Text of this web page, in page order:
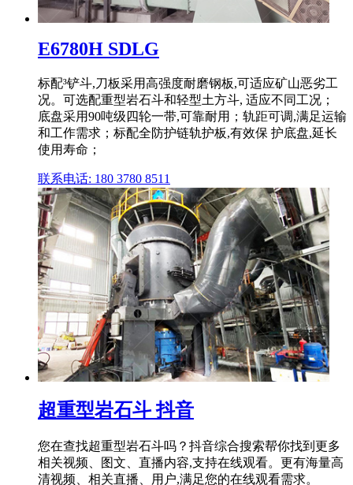
E6780H SDLG
标配³铲斗,刀板采用高强度耐磨钢板,可适应矿山恶劣工
况。可选配重型岩石斗和轻型土方斗, 适应不同工况；
底盘采用90吨级四轮一带,可靠耐用；轨距可调,满足运输
和工作需求；标配全防护链轨护板,有效保 护底盘,延长
使用寿命；
联系电话: 180 3780 8511
超重型岩石斗 抖音
您在查找超重型岩石斗吗？抖音综合搜索帮你找到更多
相关视频、图文、直播内容,支持在线观看。更有海量高
清视频、相关直播、用户,满足您的在线观看需求。